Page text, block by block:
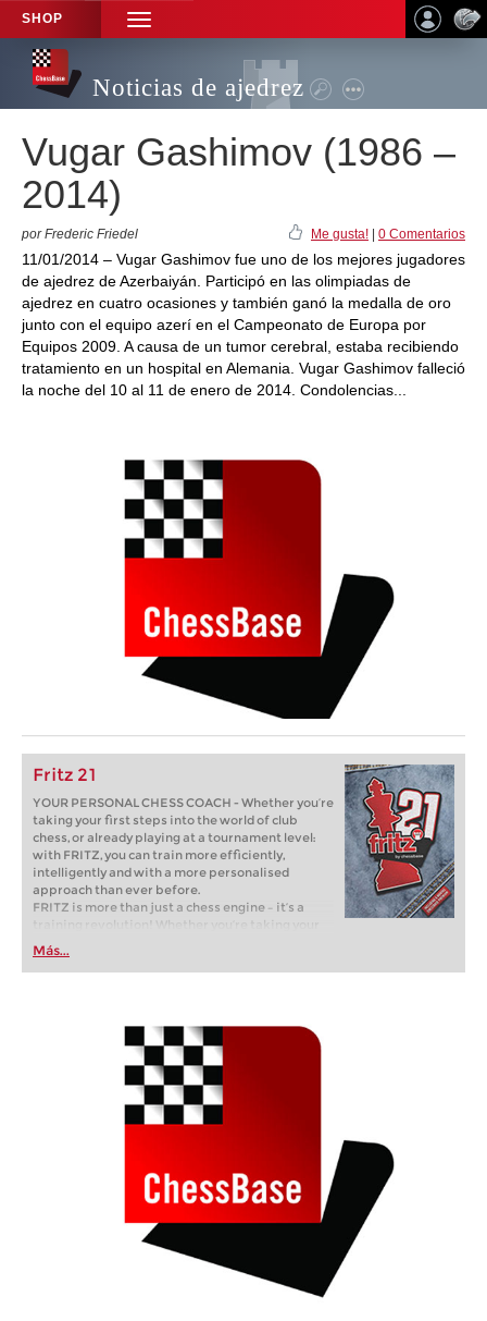
SHOP
TOGGLE
NAVIGATION
Noticias de ajedrez
Vugar Gashimov (1986 –
2014)
por Frederic Friedel Me gusta! 0 Comentarios
11/01/2014 – Vugar Gashimov fue uno de los mejores jugadores
de ajedrez de Azerbaiyán. Participó en las olimpiadas de
ajedrez en cuatro ocasiones y también ganó la medalla de oro
junto con el equipo azerí en el Campeonato de Europa por
Equipos 2009. A causa de un tumor cerebral, estaba recibiendo
tratamiento en un hospital en Alemania. Vugar Gashimov falleció
la noche del 10 al 11 de enero de 2014. Condolencias...
Fritz 21
YOUR PERSONAL CHESS COACH - Whether you’re
taking your first steps into the world of club
chess, or already playing at a tournament level:
with FRITZ, you can train more efficiently,
intelligently and with a more personalised
approach than ever before.
FRITZ is more than just a chess engine – it’s a
training revolution! Whether you’re taking your
first steps into the world of club chess, or already
playing at a tournament level: with FRITZ, you can
train more efficiently, intelligently and with a
Más...